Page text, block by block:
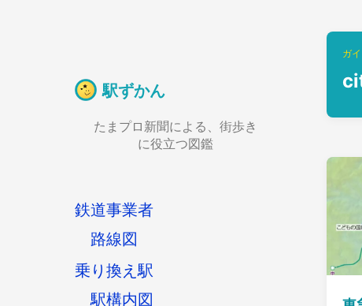
駅ずかん
たまプロ新聞による、街歩き
に役立つ図鑑
鉄道事業者
路線図
乗り換え駅
駅構内図
ガ